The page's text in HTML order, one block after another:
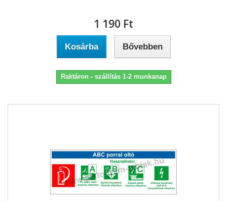
1 190 Ft‎
Kosárba Bővebben
Raktáron - szállítás 1-2 munkanap